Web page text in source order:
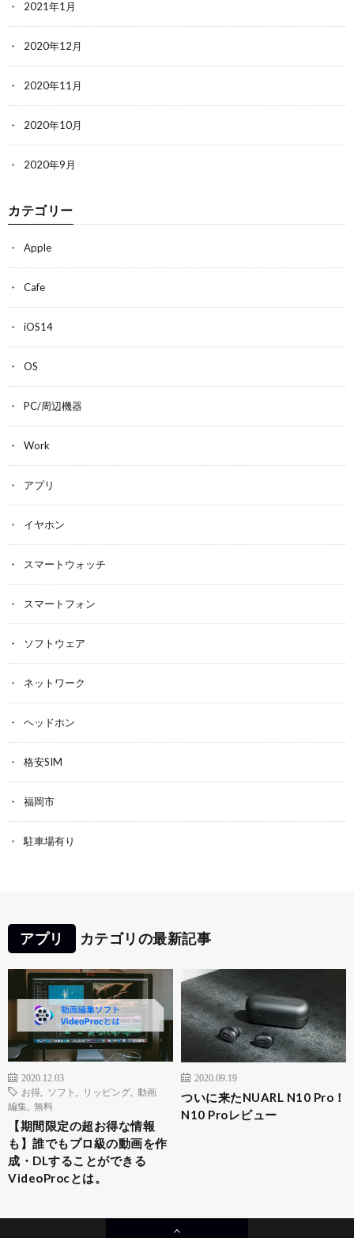
2021年1月
2020年12月
2020年11月
2020年10月
2020年9月
カテゴリー
Apple
Cafe
iOS14
OS
PC/周辺機器
Work
アプリ
イヤホン
スマートウォッチ
スマートフォン
ソフトウェア
ネットワーク
ヘッドホン
格安SIM
福岡市
駐車場有り
アプリ カテゴリの最新記事
2020.12.03
お得
ソフト リッピング
動画
編集
無料
【期間限定の超お得な情報
も】誰でもプロ級の動画を作
成・DLすることができる
VideoProcとは。
2020.09.19
ついに来たNUARL N10 Pro！
N10 Proレビュー